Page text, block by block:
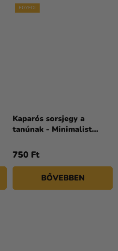
EGYEDI
Kaparós sorsjegy a
tanúnak - Minimalist
750 Ft
BŐVEBBEN